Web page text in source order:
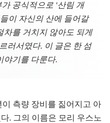
공식적으로 '산림 개
이 자신의 산에 들어갈
차를 거치지 않아도 되게
러서였다. 이 글은 한 섬
야기를 다룬다.
측량 장비를 짊어지고 아
. 그의 이름은 모리 우스노